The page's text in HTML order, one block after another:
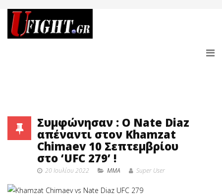
Συμφώνησαν : Ο Nate Diaz
απέναντι στον Khamzat
Chimaev 10 Σεπτεμβρίου
στο ‘UFC 279’ !
20 Ιουλίου 2022 MMA Super User